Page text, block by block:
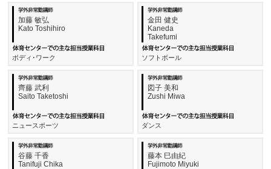
加藤 敏弘
Kato Toshihiro
ボディ･ワーク
金田 健史
Kaneda
Takefumi
ソフトボール
齊藤 武利
Saito Taketoshi
ニュースポーツ
図子 美和
Zushi Miwa
ダンス
谷藤 千香
Tanifuji Chika
藤本 巳由紀
Fujimoto Miyuki